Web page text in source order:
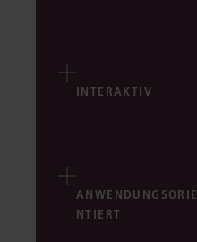
INTERAKTIV
ANWENDUNGSORIE
NTIERT